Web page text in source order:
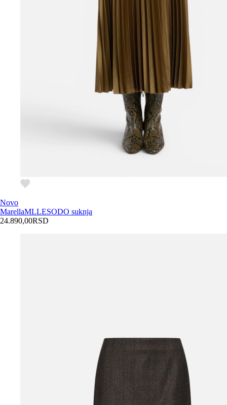
Novo
MarellaMLLESODO suknja
24.890,00RSD